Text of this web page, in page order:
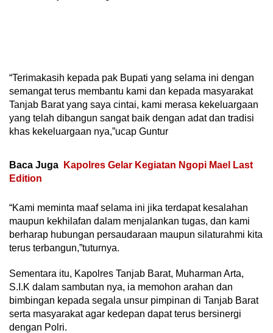
“Terimakasih kepada pak Bupati yang selama ini dengan
semangat terus membantu kami dan kepada masyarakat
Tanjab Barat yang saya cintai, kami merasa kekeluargaan
yang telah dibangun sangat baik dengan adat dan tradisi
khas kekeluargaan nya,”ucap Guntur
Baca Juga
Kapolres Gelar Kegiatan Ngopi Mael Last
Edition
“Kami meminta maaf selama ini jika terdapat kesalahan
maupun kekhilafan dalam menjalankan tugas, dan kami
berharap hubungan persaudaraan maupun silaturahmi kita
terus terbangun,”tuturnya.
Sementara itu, Kapolres Tanjab Barat, Muharman Arta,
S.I.K dalam sambutan nya, ia memohon arahan dan
bimbingan kepada segala unsur pimpinan di Tanjab Barat
serta masyarakat agar kedepan dapat terus bersinergi
dengan Polri.